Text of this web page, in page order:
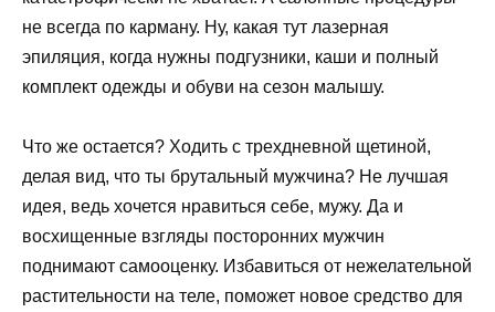
не всегда по карману. Ну, какая тут лазерная
эпиляция, когда нужны подгузники, каши и полный
комплект одежды и обуви на сезон малышу.
Что же остается? Ходить с трехдневной щетиной,
делая вид, что ты брутальный мужчина? Не лучшая
идея, ведь хочется нравиться себе, мужу. Да и
восхищенные взгляды посторонних мужчин
поднимают самооценку. Избавиться от нежелательной
растительности на теле, поможет новое средство для